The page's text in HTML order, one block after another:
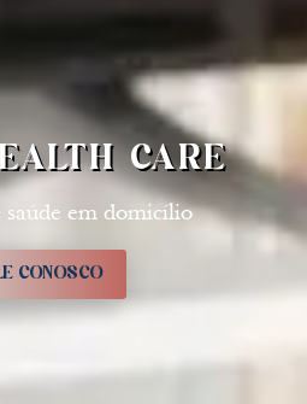
CARE
saúde em domicílio
CONOSCO